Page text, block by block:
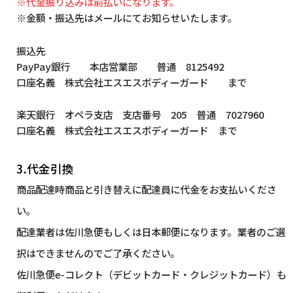
※金額・振込先はメールにてお知らせいたします。
振込先
PayPay銀行 本店営業部 普通 8125492
口座名義 株式会社エスエスボディーガード まで
楽天銀行 オペラ支店 支店番号 205 普通 7027960
口座名義 株式会社エスエスボディーガード まで
3.代金引換
商品配達時商品と引き替えに配達員に代金をお支払いくださ
い。
配達業者は佐川急便もしくは日本郵便になります。業者のご選
択はできませんのでご了承ください。
佐川急便e-コレクト（デビットカード・クレジットカード）も